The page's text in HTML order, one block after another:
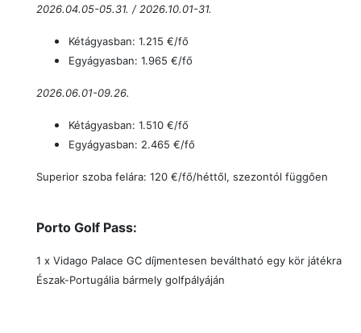
2026.04.05-05.31. / 2026.10.01-31.
Kétágyasban: 1.215 €/fő
Egyágyasban: 1.965 €/fő
2026.06.01-09.26.
Kétágyasban: 1.510 €/fő
Egyágyasban: 2.465 €/fő
Superior szoba felára: 120 €/fő/héttől, szezontól függően
Porto Golf Pass:
1 x Vidago Palace GC díjmentesen beváltható egy kör játékra
Észak-Portugália bármely golfpályáján